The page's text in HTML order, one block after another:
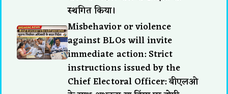
स्थगित किया।
Misbehavior or violence
against BLOs will invite
immediate action: Strict
instructions issued by the
Chief Electoral Officer: बीएलओ